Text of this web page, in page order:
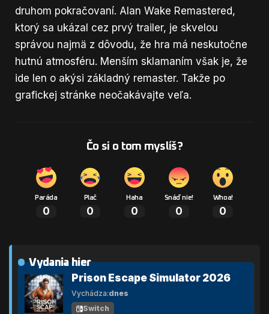
druhom pokračovaní. Alan Wake Remastered,
ktorý sa ukázal cez prvý trailer, je skvelou
správou najmä z dôvodu, že hra má neskutočne
hutnú atmosféru. Menším sklamaním však je, že
ide len o akýsi základný remaster. Takže po
grafickej stránke neočakávajte veľa.
Čo si o tom myslíš?
Paráda
0
Plač
0
Haha
0
Snáď nie!
0
Whoa!
0
Vydania hier
Prison Escape Simulator 2026
Vychádza:dnes
Switch